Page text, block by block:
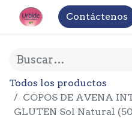
Contáctenos
Todos los productos
COPOS DE AVENA
GLUTEN Sol Natural